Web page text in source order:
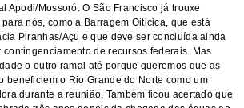
Apodi/Mossoró. O São Francisco já trouxe
nós, como a Barragem Oiticica, que está
Piranhas/Açu e que deve ser concluída ainda
de recursos federais. Mas
o outro ramal até porque queremos que as
beneficiem o Rio Grande do Norte como um
durante a reunião. Também ficou acertado que